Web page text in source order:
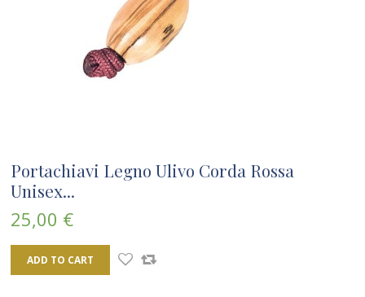
Portachiavi Legno Ulivo Corda Rossa
Unisex...
25,00 €
ADD TO CART